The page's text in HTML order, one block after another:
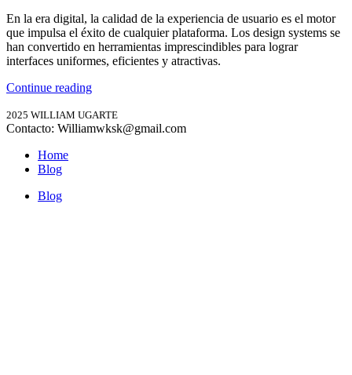
En la era digital, la calidad de la experiencia de usuario es el motor
que impulsa el éxito de cualquier plataforma. Los design systems se
han convertido en herramientas imprescindibles para lograr
interfaces uniformes, eficientes y atractivas.
Continue reading
2025 WILLIAM UGARTE
Contacto: Williamwksk@gmail.com
Home
Blog
Blog